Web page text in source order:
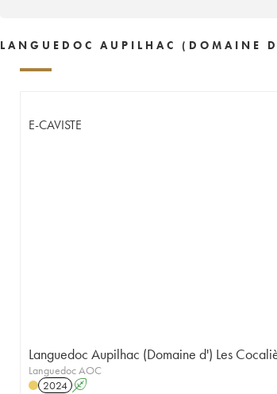
LANGUEDOC AUPILHAC (DOMAINE
E-CAVISTE
Languedoc Aupilhac (Domaine d') Les
Languedoc AOC
2024 A